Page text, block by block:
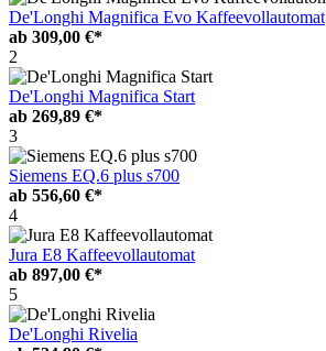
De'Longhi Magnifica Evo Kaffeevollautomat
ab 309,00 €*
2
De'Longhi Magnifica Start
ab 269,89 €*
3
Siemens EQ.6 plus s700
ab 556,60 €*
4
Jura E8 Kaffeevollautomat
ab 897,00 €*
5
De'Longhi Rivelia